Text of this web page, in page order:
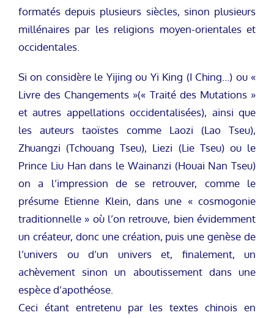
formatés depuis plusieurs siècles, sinon plusieurs
millénaires par les religions moyen-orientales et
occidentales.
Si on considère le Yijing ou Yi King (I Ching…) ou «
Livre des Changements »(« Traité des Mutations »
et autres appellations occidentalisées), ainsi que
les auteurs taoïstes comme Laozi (Lao Tseu),
Zhuangzi (Tchouang Tseu), Liezi (Lie Tseu) ou le
Prince Liu Han dans le Wainanzi (Houai Nan Tseu)
on a l’impression de se retrouver, comme le
présume Etienne Klein, dans une « cosmogonie
traditionnelle » où l’on retrouve, bien évidemment
un créateur, donc une création, puis une genèse de
l’univers ou d’un univers et, finalement, un
achèvement sinon un aboutissement dans une
espèce d’apothéose.
Ceci étant entretenu par les textes chinois en